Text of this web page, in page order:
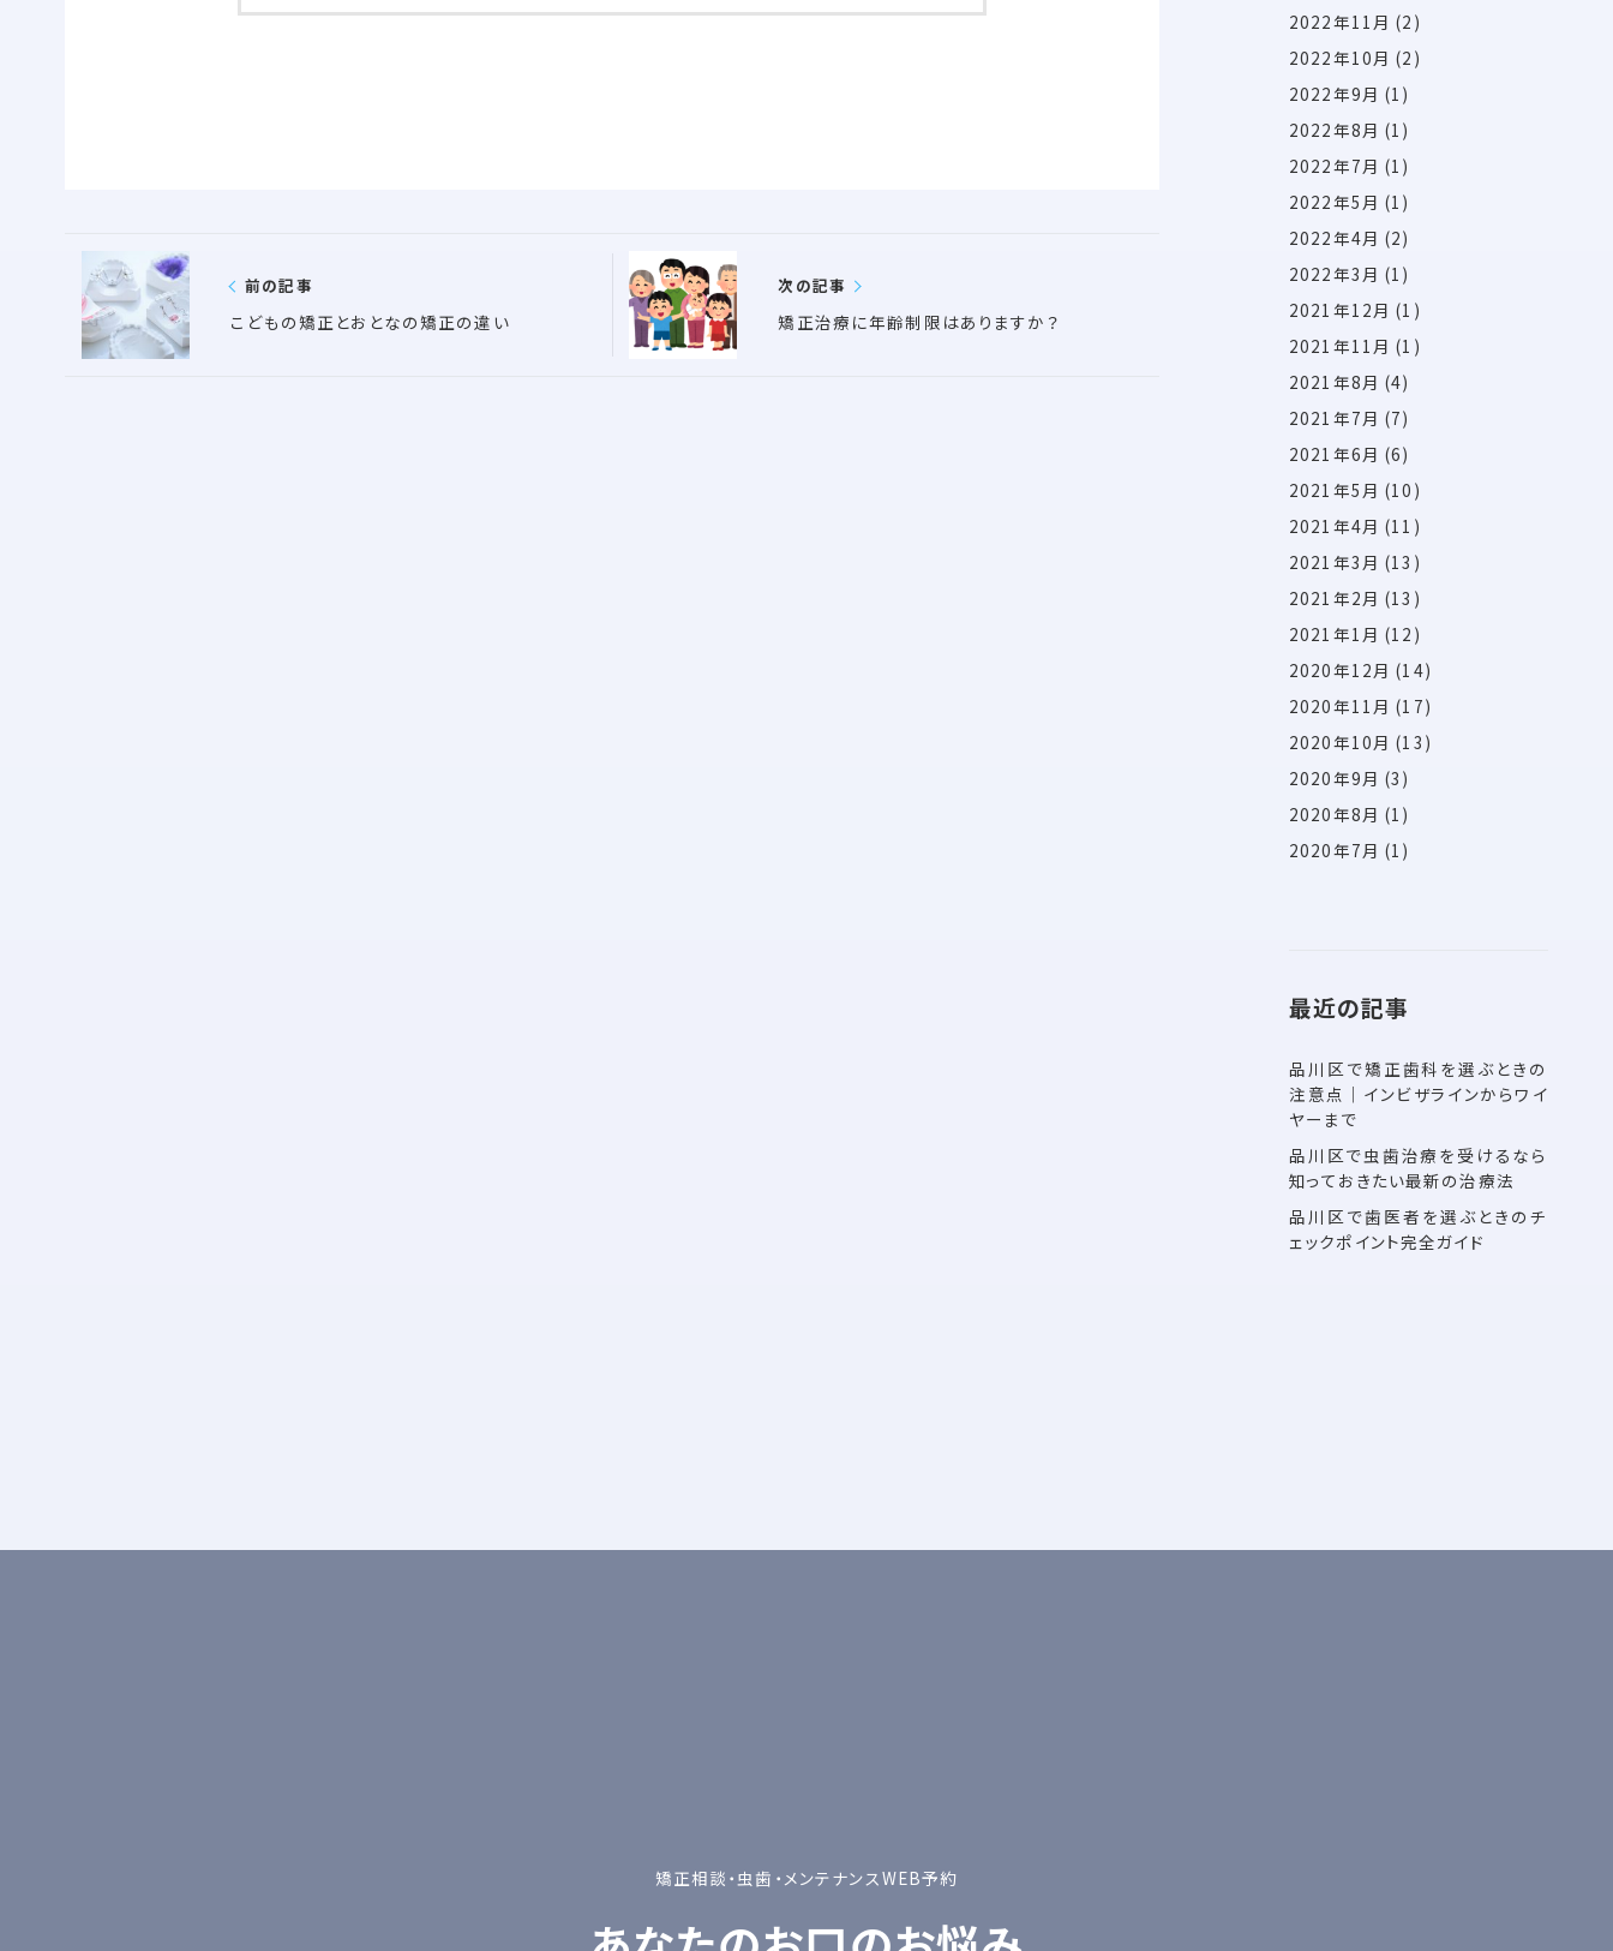
前の記事
こどもの矯正とおとなの矯正の違い
次の記事
矯正治療に年齢制限はありますか？
2022年11月 (2)
2022年10月 (2)
2022年9月 (1)
2022年8月 (1)
2022年7月 (1)
2022年5月 (1)
2022年4月 (2)
2022年3月 (1)
2021年12月 (1)
2021年11月 (1)
2021年8月 (4)
2021年7月 (7)
2021年6月 (6)
2021年5月 (10)
2021年4月 (11)
2021年3月 (13)
2021年2月 (13)
2021年1月 (12)
2020年12月 (14)
2020年11月 (17)
2020年10月 (13)
2020年9月 (3)
2020年8月 (1)
2020年7月 (1)
最近の記事
品川区で矯正歯科を選ぶときの
注意点｜インビザラインからワイ
ヤーまで
品川区で虫歯治療を受けるなら
知っておきたい最新の治療法
品川区で歯医者を選ぶときのチ
ェックポイント完全ガイド
矯正相談・虫歯・メンテナンスWEB予約